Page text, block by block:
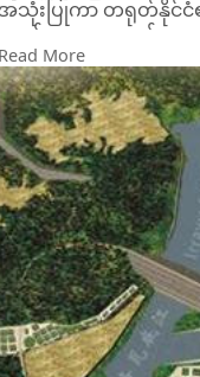
ြို့လယ်ခေါင်နားမှာဖြ
ျှပ်စစ်မီးခ၊ ရေခပေ
ယ်။ အလုပ်လစာတစ်လယွ
မ်ငှားခနုတ်ပြီး မြန်မ
န်းခွဲလောက်ပုံမှန်ပို့နိုင်
ြီးမားတဲ့ဝင်ငွေကို ဘယ်
ပန်းဖြေအချိန်တွေမှ
ခြေအနေ၊ ကျေးရွ
ျွန်တော်ဖုန်းထဲက အင်း
ာတ်ပုံတွေပြပေးရင်
ကြောင်းပြောပြတယ်
ဘာဝအလှကိုအသေးပြီ
ားလည်ပြီး ကျေးရွာ
ယ်။ ကျွန်တော်အပြုံးနဲ့
ေ့စဉ်ဘဝ၏ သက်ဝင်လှုပ်
ရုတ်နှင့် မြန်မာနိုင်ငံသည်
ျိတ်ဆက်ထားပြီး ချ
ားသည်။ ဤခရီးစဉ်
စွမ်းထက်သော အခြေ
သက်မွေးဝမ်းကျောင်
ောလေထုကိုပါ အထော
ေခဲ့သည်။ ၎င်းတို့၏ ဖွံ့
ဗဟိုပြုပြီး ၎င်းတို့၏
ဘောတရားများစွာ
ခရီးစဉ်သည် လှပသော
ျွန်ုပ်၏အမြင်များကို
ေ့ကြားသိခဲ့ရတာတွေကို
ော့်သူငယ်ချင်းတွေနဲ့ မ
သုံးပြုကာ တရုတ်နိုင်ငံ၏
ေတ်ကာလအတွက် ရေအ
ည်ဆောက်ခဲ့ကြသည်။
ျား တည်ဆောက်မှုသည်
ျော်လွှားခြင်း၏ ရှေ့တို
င်ငံတော်အတွက် အကျို
ရုတ်နိုင်ငံ၏ အခြေခံအ
ရောက်ရှိလာပြီး မိ
ပါဝင်နေသည့် အားက
ာစုနှစ်ကျော်ကြာ ရှာဖွ
မံကိန်းများသည် လုံးဝ
ည်။ ခေတ်သစ်တရုတ်နိုင်ငံ
ေအားလျှပ်စစ်စီမံကိန်း
More